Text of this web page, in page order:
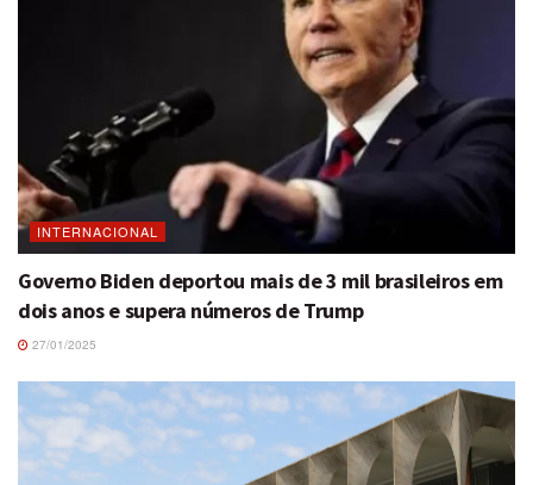
INTERNACIONAL
Governo Biden deportou mais de 3 mil brasileiros em
dois anos e supera números de Trump
27/01/2025